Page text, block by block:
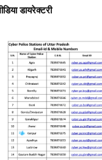
डायरेक्टरी